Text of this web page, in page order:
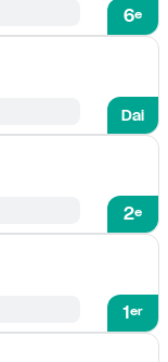
6e
Dai
2e
1er